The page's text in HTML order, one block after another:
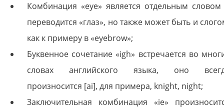
Комбинация «eye» является отдельным
переводится «глаз», но также может быть и
как к примеру в «eyebrow»;
Буквенное сочетание «igh» встречается во
словах английского языка, оно
произносится [ai], для примера, knight, night;
Заключительная комбинация «ie»